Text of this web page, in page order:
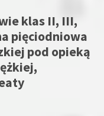
klas II, III,
pięciodniowa
pod opieką